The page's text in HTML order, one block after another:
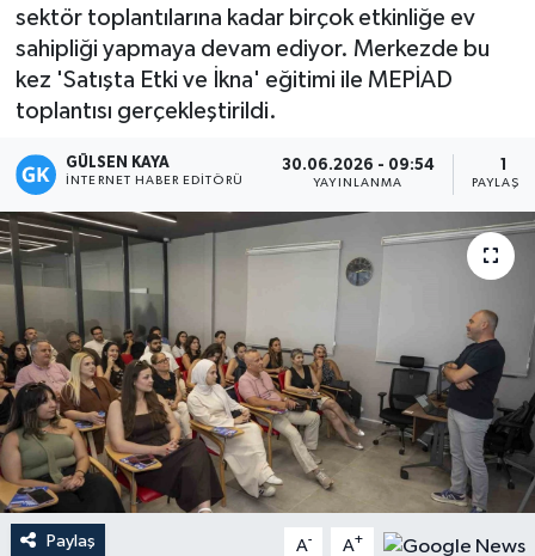
sektör toplantılarına kadar birçok etkinliğe ev
sahipliği yapmaya devam ediyor. Merkezde bu
kez 'Satışta Etki ve İkna' eğitimi ile MEPİAD
toplantısı gerçekleştirildi.
GÜLSEN KAYA
İNTERNET HABER EDITÖRÜ
30.06.2026 - 09:54
YAYINLANMA
Paylaş A- A+
Magazin
Mersin
Mersin Tarihi
Özel Haber
Politika
Resmi İlan
Sağlık
Spor
Sürmanşet